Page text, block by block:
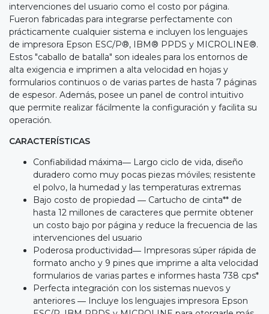
intervenciones del usuario como el costo por página.
Fueron fabricadas para integrarse perfectamente con
prácticamente cualquier sistema e incluyen los lenguajes
de impresora Epson ESC/P®, IBM® PPDS y MICROLINE®.
Estos "caballo de batalla" son ideales para los entornos de
alta exigencia e imprimen a alta velocidad en hojas y
formularios continuos o de varias partes de hasta 7 páginas
de espesor. Además, posee un panel de control intuitivo
que permite realizar fácilmente la configuración y facilita su
operación.
CARACTERÍSTICAS
Confiabilidad máxima― Largo ciclo de vida, diseño
duradero como muy pocas piezas móviles; resistente
el polvo, la humedad y las temperaturas extremas
Bajo costo de propiedad ― Cartucho de cinta** de
hasta 12 millones de caracteres que permite obtener
un costo bajo por página y reduce la frecuencia de las
intervenciones del usuario
Poderosa productividad― Impresoras súper rápida de
formato ancho y 9 pines que imprime a alta velocidad
formularios de varias partes e informes hasta 738 cps*
Perfecta integración con los sistemas nuevos y
anteriores ― Incluye los lenguajes impresora Epson